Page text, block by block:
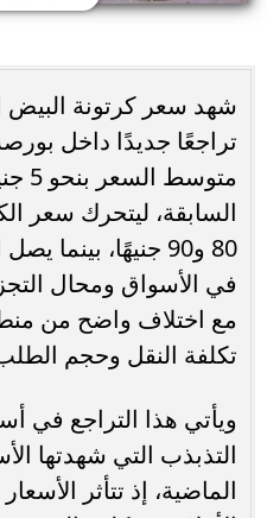
تراجعًا جديدًا داخل
السابقة، ليتحرك سعر
80 و90 جنيهًا،
مع اختلاف واضح من
تكلفة النقل وحجم
ويأتي هذا التراجع في
التذبذب التي شهدتها
الماضية، إذ تتأثر